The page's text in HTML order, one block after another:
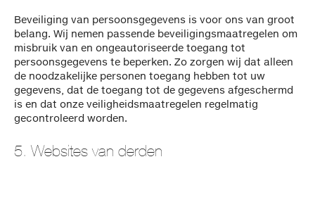
Beveiliging van persoonsgegevens is voor ons van groot
belang. Wij nemen passende beveiligingsmaatregelen om
misbruik van en ongeautoriseerde toegang tot
persoonsgegevens te beperken. Zo zorgen wij dat alleen
de noodzakelijke personen toegang hebben tot uw
gegevens, dat de toegang tot de gegevens afgeschermd
is en dat onze veiligheidsmaatregelen regelmatig
gecontroleerd worden.
5. Websites van derden